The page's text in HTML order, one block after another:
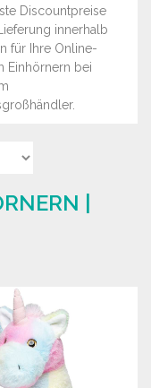
Discountpreise
innerhalb
für Ihre Online-
Einhörnern bei
|